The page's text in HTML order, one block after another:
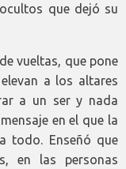
que dejó su
vueltas, que pone
a los altares
a un ser y nada
en el que la
todo. Enseñó que
en las personas